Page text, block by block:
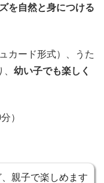
を自然と身につける
カード形式）、うた
幼い子でも楽しく
）
親子で楽しめます